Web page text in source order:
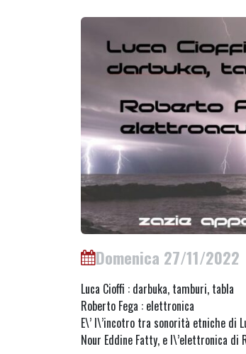
Domenica 27/11/2022
Luca Cioffi : darbuka, tamburi, tabla
Roberto Fega : elettronica
E\’ l\’incotro tra sonorità etniche di
Nour Eddine Fatty, e l\’elettronica di